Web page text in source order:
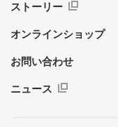
ストーリー
オンラインショップ
お問い合わせ
ニュース